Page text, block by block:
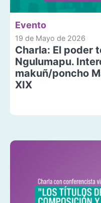
Evento
19 de Mayo de 2026
Charla: El poder
Ngulumapu.
makuñ/poncho
XIX